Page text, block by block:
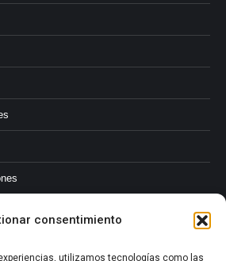
consentimiento
utilizamos tecnologías como las